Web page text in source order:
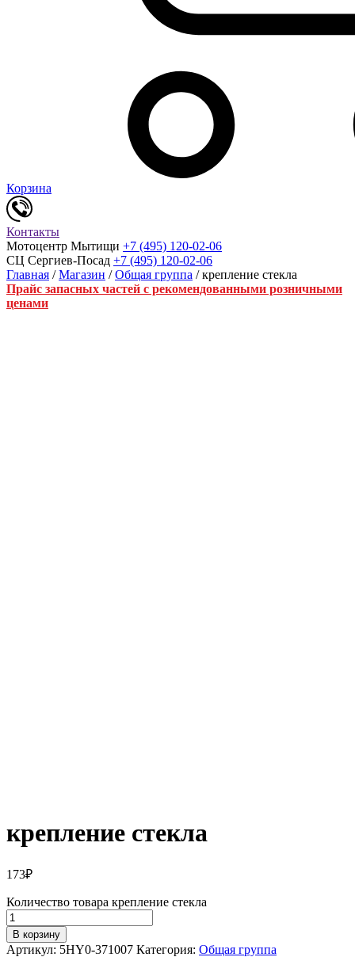
Корзина
Контакты
Мотоцентр Мытищи +7 (495) 120-02-06
СЦ Сергиев-Посад +7 (495) 120-02-06
Главная /Магазин /Общая группа / крепление стекла
Прайс запасных частей с рекомендованными розничными
ценами
крепление стекла
173₽
Количество товара крепление стекла
В корзину
Артикул: 5HY0-371007 Категория: Общая группа